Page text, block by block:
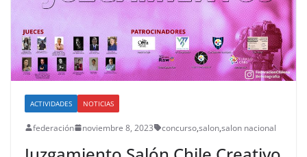
ACTIVIDADES NOTICIAS
federación noviembre 8, 2023 concurso,salon,salon nacional